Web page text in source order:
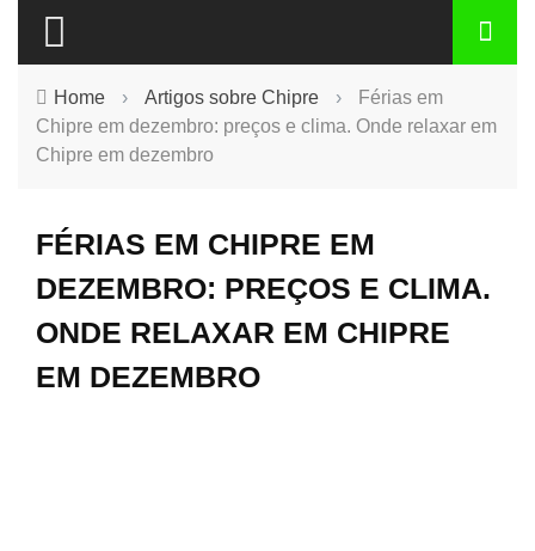
Home › Artigos sobre Chipre ›
Férias em
Chipre em dezembro: preços e clima. Onde relaxar em
Chipre em dezembro
FÉRIAS EM CHIPRE EM
DEZEMBRO: PREÇOS E CLIMA.
ONDE RELAXAR EM CHIPRE
EM DEZEMBRO